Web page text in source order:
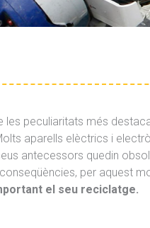
les peculiaritats més
aparells elèctrics i
antecessors quedin
per aquest
el seu reciclatge.